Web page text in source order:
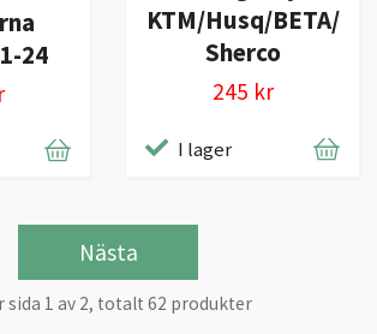
24
KTM/Husq/BETA/
Sherco
245 kr
I lager
Nästa
sida 1 av 2, totalt 62 produkter